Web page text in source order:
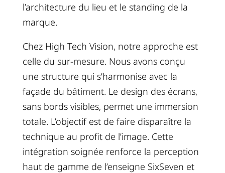
l’architecture du lieu et le standing de la
marque.
Chez High Tech Vision, notre approche est
celle du sur-mesure. Nous avons conçu
une structure qui s’harmonise avec la
façade du bâtiment. Le design des écrans,
sans bords visibles, permet une immersion
totale. L’objectif est de faire disparaître la
technique au profit de l’image. Cette
intégration soignée renforce la perception
haut de gamme de l’enseigne SixSeven et